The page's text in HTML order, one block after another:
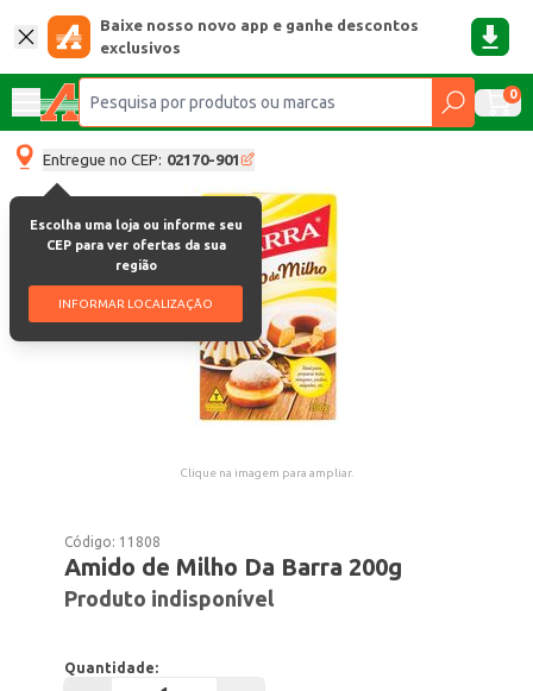
Baixe nosso novo app e ganhe descontos
exclusivos
0
Entregue no CEP: 02170-901
Escolha uma loja ou informe seu
CEP para ver ofertas da sua
região
INFORMAR LOCALIZAÇÃO
Clique na imagem para ampliar.
Código: 11808
Amido de Milho Da Barra 200g
Produto indisponível
Quantidade: